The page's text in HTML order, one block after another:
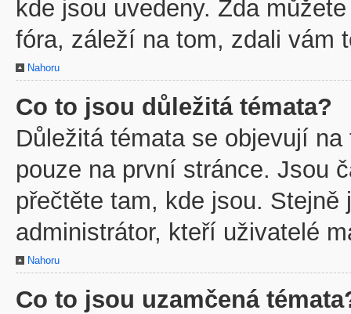
kde jsou uvedeny. Zda
fóra, záleží na tom, zdali vám
Nahoru
Co to jsou důležitá témata?
Důležitá témata se objevují
pouze na první stránce. Jsou
přečtěte tam, kde jsou.
administrátor, kteří uživatelé
Nahoru
Co to jsou uzamčená